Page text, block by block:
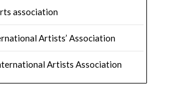
association
Artists’ Association
Artists Association